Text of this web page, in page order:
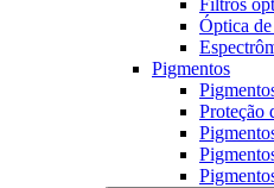
Filtros
Óptica
Pigmentos
Proteção